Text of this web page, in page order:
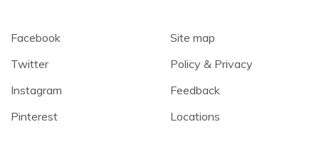
Facebook
Twitter
Instagram
Pinterest
Site map
Policy & Privacy
Feedback
Locations